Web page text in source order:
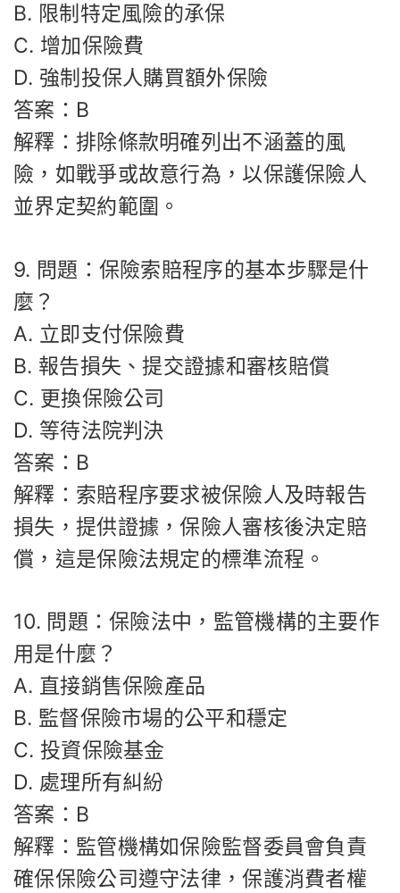
B. 限制特定風險的承保
C. 增加保險費
D. 強制投保人購買額外保險
答案：B
解釋：排除條款明確列出不涵蓋的風
險，如戰爭或故意行為，以保護保險人
並界定契約範圍。
9. 問題：保險索賠程序的基本步驟是什
麼？
A. 立即支付保險費
B. 報告損失、提交證據和審核賠償
C. 更換保險公司
D. 等待法院判決
答案：B
解釋：索賠程序要求被保險人及時報告
損失，提供證據，保險人審核後決定賠
償，這是保險法規定的標準流程。
10. 問題：保險法中，監管機構的主要作
用是什麼？
A. 直接銷售保險產品
B. 監督保險市場的公平和穩定
C. 投資保險基金
D. 處理所有糾紛
答案：B
解釋：監管機構如保險監督委員會負責
確保保險公司遵守法律，保護消費者權